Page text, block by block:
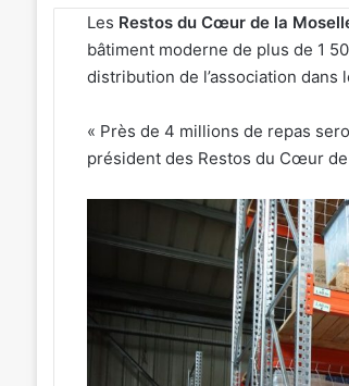
Les Restos du Cœur de la
bâtiment moderne de plus de 1
distribution de l’association dans
« Près de 4 millions de repas
président des Restos du Cœur